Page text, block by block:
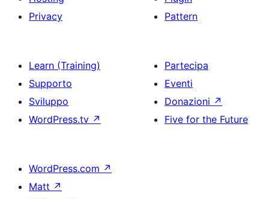
Privacy
Pattern
Learn (Training)
Supporto
Sviluppo
WordPress.tv ↗
Partecipa
Eventi
Donazioni ↗
Five for the Future
WordPress.com ↗
Matt ↗